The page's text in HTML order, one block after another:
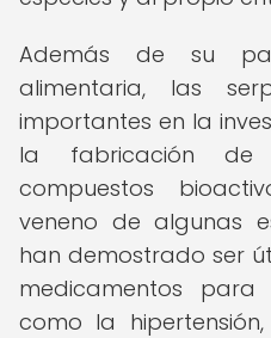
Además de su
alimentaria, las
importantes en la
la fabricación de
compuestos
veneno de algunas
han demostrado ser
medicamentos
como la